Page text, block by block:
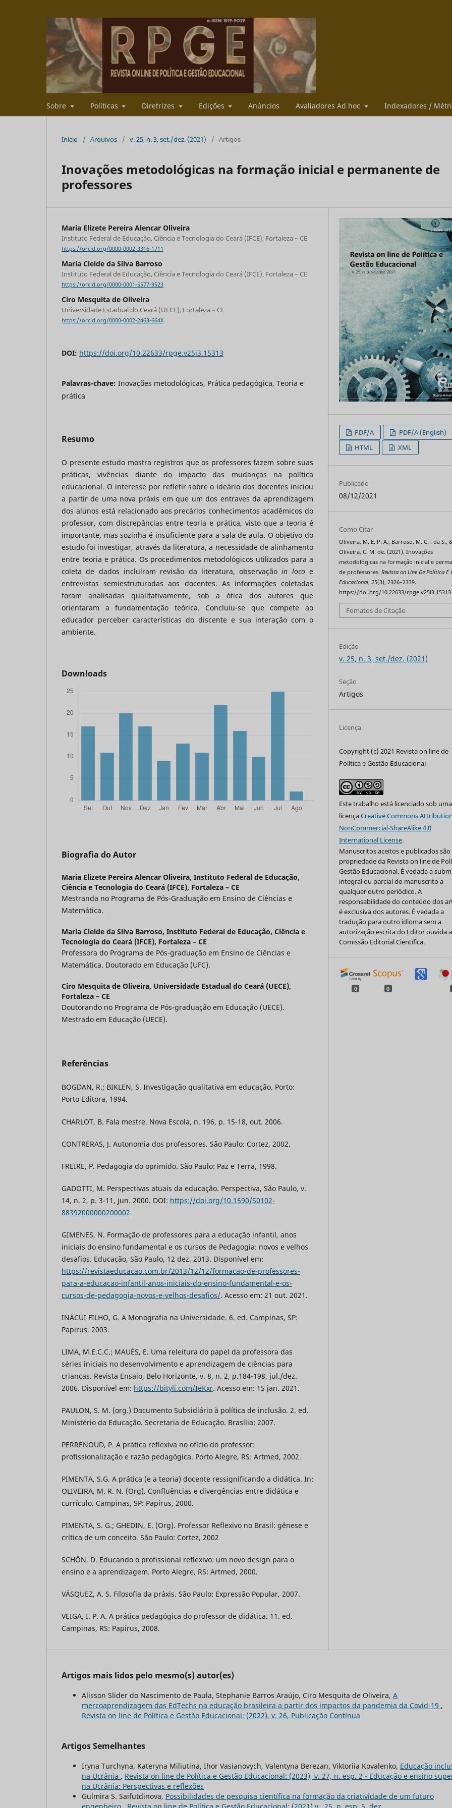
Sobre Políticas Diretrizes Edições Anúncios Avaliadores Ad hoc Indexadores /
Início / Arquivos / v. 25, n. 3, set./dez. (2021) / Artigos
Inovações metodológicas na formação inicial e permanente de
professores
Maria Elizete Pereira Alencar Oliveira
Instituto Federal de Educação, Ciência e Tecnologia do Ceará (IFCE), Fortaleza – CE
https://orcid.org/0000-0002-3316-1711
Maria Cleide da Silva Barroso
Instituto Federal de Educação, Ciência e Tecnologia do Ceará (IFCE), Fortaleza – CE
https://orcid.org/0000-0001-5577-9523
Ciro Mesquita de Oliveira
Universidade Estadual do Ceará (UECE), Fortaleza – CE
https://orcid.org/0000-0002-2463-664X
DOI: https://doi.org/10.22633/rpge.v25i3.15313
Palavras-chave: Inovações metodológicas, Prática pedagógica, Teoria e
prática
Resumo
O presente estudo mostra registros que os professores fazem sobre suas
práticas, vivências diante do impacto das mudanças na política
educacional. O interesse por refletir sobre o ideário dos docentes iniciou
a partir de uma nova práxis em que um dos entraves da aprendizagem
dos alunos está relacionado aos precários conhecimentos acadêmicos do
professor, com discrepâncias entre teoria e prática, visto que a teoria é
importante, mas sozinha é insuficiente para a sala de aula. O objetivo do
estudo foi investigar, através da literatura, a necessidade de alinhamento
entre teoria e prática. Os procedimentos metodológicos utilizados para a
coleta de dados incluíram revisão da literatura, observaçãoin locoe
entrevistas semiestruturadas aos docentes. As informações coletadas
foram analisadas qualitativamente, sob a ótica dos autores que
orientaram a fundamentação teórica. Concluiu-se que compete ao
educador perceber características do discente e sua interação com o
ambiente.
Downloads
Biografia do Autor
Maria Elizete Pereira Alencar Oliveira, Instituto Federal de Educação,
Ciência e Tecnologia do Ceará (IFCE), Fortaleza – CE
Mestranda no Programa de Pós-Graduação em Ensino de Ciências e
Matemática.
Maria Cleide da Silva Barroso, Instituto Federal de Educação, Ciência e
Tecnologia do Ceará (IFCE), Fortaleza – CE
Professora do Programa de Pós-graduação em Ensino de Ciências e
Matemática. Doutorado em Educação (UFC).
Ciro Mesquita de Oliveira, Universidade Estadual do Ceará (UECE),
Fortaleza – CE
Doutorando no Programa de Pós-graduação em Educação (UECE).
Mestrado em Educação (UECE).
Referências
BOGDAN, R.; BIKLEN, S. Investigação qualitativa em educação. Porto:
Porto Editora, 1994.
CHARLOT, B. Fala mestre. Nova Escola, n. 196, p. 15-18, out. 2006.
CONTRERAS, J. Autonomia dos professores. São Paulo: Cortez, 2002.
FREIRE, P. Pedagogia do oprimido. São Paulo: Paz e Terra, 1998.
GADOTTI, M. Perspectivas atuais da educação. Perspectiva, São Paulo, v.
14, n. 2, p. 3-11, jun. 2000. DOI: https://doi.org/10.1590/S0102-
88392000000200002
GIMENES, N. Formação de professores para a educação infantil, anos
iniciais do ensino fundamental e os cursos de Pedagogia: novos e velhos
desafios. Educação, São Paulo, 12 dez. 2013. Disponível em:
https://revistaeducacao.com.br/2013/12/12/formacao-de-professores-
para-a-educacao-infantil-anos-iniciais-do-ensino-fundamental-e-os-
cursos-de-pedagogia-novos-e-velhos-desafios/. Acesso em: 21 out. 2021.
INÁCUI FILHO, G. A Monografia na Universidade. 6. ed. Campinas, SP:
Papirus, 2003.
LIMA, M.E.C.C.; MAUÉS, E. Uma releitura do papel da professora das
séries iniciais no desenvolvimento e aprendizagem de ciências para
crianças. Revista Ensaio, Belo Horizonte, v. 8, n. 2, p.184-198, jul./dez.
2006. Disponível em: https://bityli.com/IeKxr. Acesso em: 15 jan. 2021.
PAULON, S. M. (org.) Documento Subsidiário à política de inclusão. 2. ed.
Ministério da Educação. Secretaria de Educação. Brasília: 2007.
PERRENOUD, P. A prática reflexiva no ofício do professor:
profissionalização e razão pedagógica. Porto Alegre, RS: Artmed, 2002.
PIMENTA, S.G. A prática (e a teoria) docente ressignificando a didática. In:
OLIVEIRA, M. R. N. (Org). Confluências e divergências entre didática e
currículo. Campinas, SP: Papirus, 2000.
PIMENTA, S. G.; GHEDIN, E. (Org). Professor Reflexivo no Brasil: gênese e
crítica de um conceito. São Paulo: Cortez, 2002
SCHÖN, D. Educando o profissional reflexivo: um novo design para o
ensino e a aprendizagem. Porto Alegre, RS: Artmed, 2000.
VÁSQUEZ, A. S. Filosofia da práxis. São Paulo: Expressão Popular, 2007.
VEIGA, I. P. A. A prática pedagógica do professor de didática. 11. ed.
Campinas, RS: Papirus, 2008.
PDF/A
PDF/A (English)
HTML
XML
Publicado
08/12/2021
Como Citar
Oliveira, M. E. P. A., Barroso, M. C. . da S.,
Oliveira, C. M. de. (2021). Inovações
metodológicas na formação inicial e
de professores.Revista on Line De Política E
Educacional,25(3), 2326–2339.
https://doi.org/10.22633/rpge.v25i3.15313
Fomatos de Citação
Edição
v. 25, n. 3, set./dez. (2021)
Seção
Artigos
Licença
Copyright (c) 2021 Revista on line de
Política e Gestão Educacional
Este trabalho está licenciado sob uma
licençaCreative Commons
NonCommercial-ShareAlike 4.0
International License.
Manuscritos aceitos e publicados são
propriedade da Revista on line de
Gestão Educacional. É vedada a
integral ou parcial do manuscrito a
qualquer outro periódico. A
responsabilidade do conteúdo dos
é exclusiva dos autores. É vedada a
tradução para outro idioma sem a
autorização escrita do Editor ouvida a
Comissão Editorial Científica.
0 0
Artigos mais lidos pelo mesmo(s) autor(es)
Alisson Slider do Nascimento de Paula, Stephanie Barros Araújo, Ciro Mesquita de Oliveira, A
mercoaprendizagem das EdTechs na educação brasileira a partir dos impactos da pandemia da Covid-19 ,
Revista on line de Política e Gestão Educacional: (2022), v. 26, Publicação Contínua
Artigos Semelhantes
Iryna Turchyna, Kateryna Miliutina, Ihor Vasianovych, Valentyna Berezan, Viktoriia Kovalenko, Educação
na Ucrânia , Revista on line de Política e Gestão Educacional: (2023), v. 27, n. esp. 2 - Educação e ensino
na Ucrânia: Perspectivas e reflexões
Gulmira S. Saifutdinova, Possibilidades de pesquisa científica na formação da criatividade de um futuro